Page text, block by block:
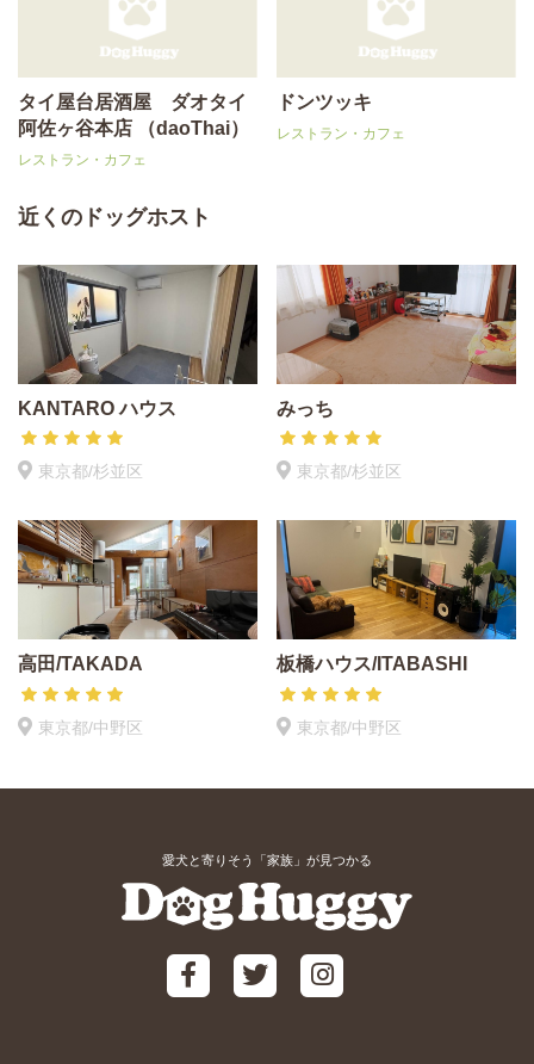
タイ屋台居酒屋 ダオタイ
阿佐ヶ谷本店 （daoThai）
レストラン・カフェ
ドンツッキ
レストラン・カフェ
近くのドッグホスト
KANTARO ハウス
東京都/杉並区
みっち
東京都/杉並区
高田/TAKADA
東京都/中野区
板橋ハウス/ITABASHI
東京都/中野区
愛犬と寄りそう「家族」が見つかる